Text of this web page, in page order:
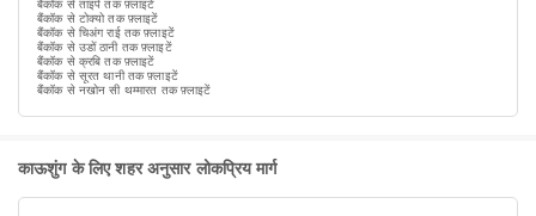
बैंकॉक से ताइपे तक फ़्लाइटें
बैंकॉक से टोक्यो तक फ़्लाइटें
बैंकॉक से चिअंग राई तक फ़्लाइटें
बैंकॉक से उडों ठानी तक फ़्लाइटें
बैंकॉक से क्रबि तक फ़्लाइटें
बैंकॉक से सूरत थानी तक फ़्लाइटें
बैंकॉक से नखोन सी थम्मारत तक फ़्लाइटें
काऊशुंग के लिए शहर अनुसार लोकप्रिय मार्ग